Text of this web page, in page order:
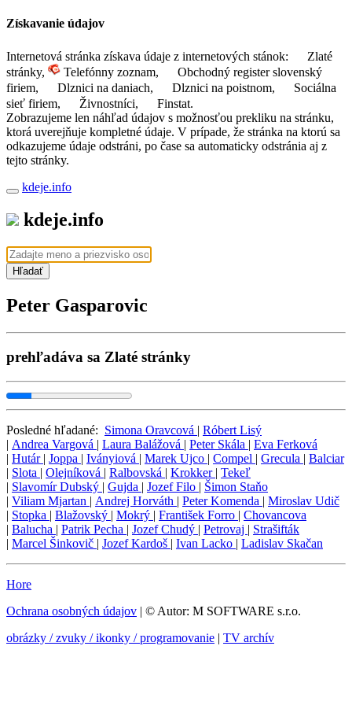
Získavanie údajov
Internetová stránka získava údaje z internetových stánok:
Zlaté
stránky,
Telefónny zoznam,
Obchodný register slovenský
firiem,
Dlznici na daniach, Dlznici na poistnom,
Sociálna
sieť firiem,
Živnostníci,
Finstat.
Zobrazujeme len náhľad údajov s možnosťou prekliku na stránku,
ktorá uverejňuje kompletné údaje. V prípade, že stránka na ktorú sa
odkazujeme údaje odstráni, po čase sa automaticky odstránia aj z
tejto stránky.
kdeje.info
kdeje.info
Hľadať
Peter Gasparovic
prehľadáva sa Zlaté stránky
Posledné hľadané: Simona Oravcová | Róbert Lisý
| Andrea Vargová | Laura Balážová | Peter Skála | Eva Ferková
| Hutár | Joppa | Iványiová | Marek Ujco | Compel | Grecula | Balciar
| Slota | Olejníková | Ralbovská | Krokker | Tekeľ
| Slavomír Dubský | Gujda | Jozef Filo | Šimon Staňo
| Viliam Mjartan | Andrej Horváth | Peter Komenda | Miroslav Udič
| Stopka | Blažovský | Mokrý | František Forro | Chovancova
| Balucha | Patrik Pecha | Jozef Chudý | Petrovaj | Strašifták
| Marcel Šinkovič | Jozef Kardoš | Ivan Lacko | Ladislav Skačan
Hore
Ochrana osobných údajov | © Autor: M SOFTWARE s.r.o.
obrázky / zvuky / ikonky / programovanie | TV archív